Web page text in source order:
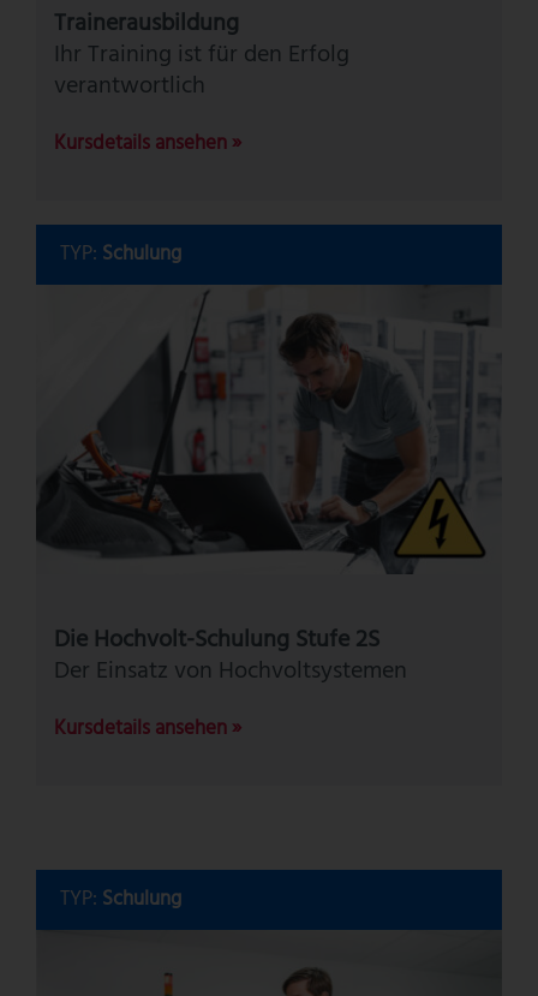
Trainerausbildung
Ihr Training ist für den Erfolg
verantwortlich
Kursdetails ansehen »
TYP: Schulung
Die Hochvolt-Schulung Stufe 2S
Der Einsatz von Hochvoltsystemen
Kursdetails ansehen »
TYP: Schulung